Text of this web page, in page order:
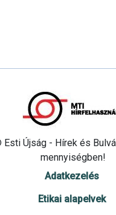
Esti Újság - Hírek és
mennyiségben!
Adatkezelés
Etikai alapelvek